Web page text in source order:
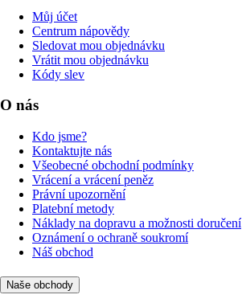
Můj účet
Centrum nápovědy
Sledovat mou objednávku
Vrátit mou objednávku
Kódy slev
O nás
Kdo jsme?
Kontaktujte nás
Všeobecné obchodní podmínky
Vrácení a vrácení peněz
Právní upozornění
Platební metody
Náklady na dopravu a možnosti doručení
Oznámení o ochraně soukromí
Náš obchod
Naše obchody